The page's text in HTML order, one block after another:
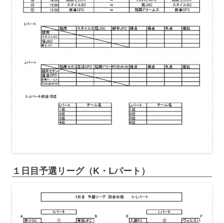
１日目予選リーグ（K・Lパート）